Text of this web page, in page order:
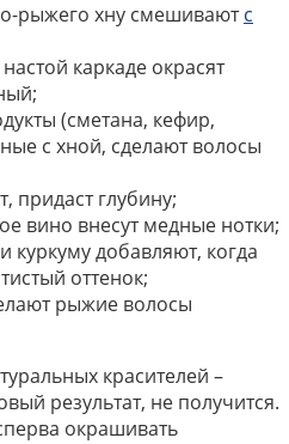
рыжего хну смешиваютс
каркаде окрасят
(сметана, кефир,
с хной, сделают волосы
придаст глубину;
вино внесут медные нотки;
куркуму добавляют, когда
оттенок;
рыжие волосы
красителей –
результат, не получится.
окрашивать